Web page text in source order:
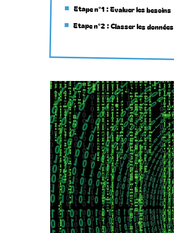
Etape n°1 : Evaluer les besoins
Etape n°2 : Classer les données